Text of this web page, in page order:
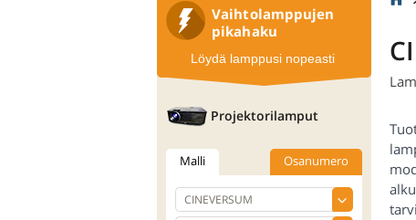
Vaihtolamppujen
pikahaku
Löydä lamppusi nopeasti
Projektorilamput
Malli Osanumero